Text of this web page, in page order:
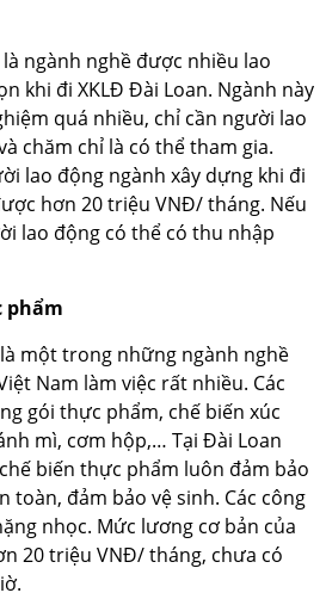
ngành nghề được nhiều lao
khi đi XKLĐ Đài Loan. Ngành này
quá nhiều, chỉ cần người lao
chăm chỉ là có thể tham gia.
lao động ngành xây dựng khi đi
hơn 20 triệu VNĐ/ tháng. Nếu
lao động có thể có thu nhập
phẩm
một trong những ngành nghề
Nam làm việc rất nhiều. Các
gói thực phẩm, chế biến xúc
mì, cơm hộp,… Tại Đài Loan
biến thực phẩm luôn đảm bảo
toàn, đảm bảo vệ sinh. Các công
nhọc. Mức lương cơ bản của
20 triệu VNĐ/ tháng, chưa có